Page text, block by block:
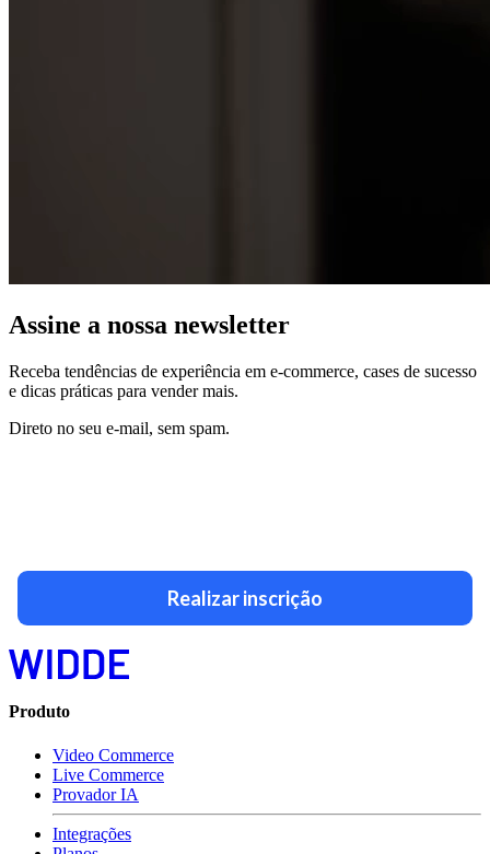
Assine a nossa newsletter
Receba tendências de experiência em e-commerce, cases de sucesso
e dicas práticas para vender mais.
Direto no seu e-mail, sem spam.
Realizar inscrição
Produto
Video Commerce
Live Commerce
Provador IA
Integrações